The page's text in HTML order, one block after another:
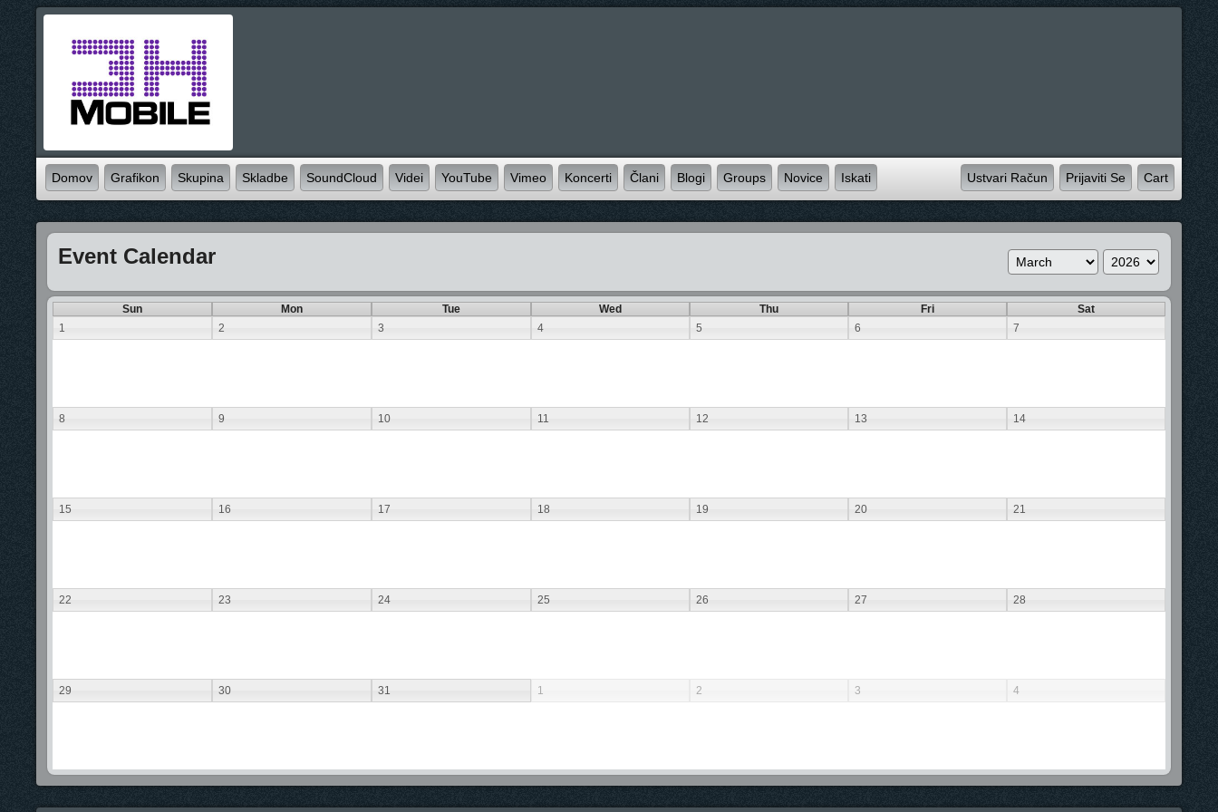
Domov Grafikon Skupina Skladbe SoundCloud Videi YouTube Vimeo Koncerti Člani Blogi Groups Novice Iskati Ustvari Račun Prijaviti Se Cart
Event Calendar
Sun Mon Tue Wed Thu Fri
Sat
1
2 3 4 5 6 7
8 9 10 11 12 13 14
15 16 17 18 19 20 21
22 23 24 25 26 27 28
29 30 31 1 2 3 4